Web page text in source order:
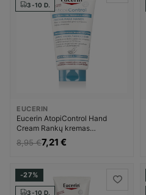
3-10 D.
EUCERIN
Eucerin AtopiControl Hand
Cream Rankų kremas
Dermatologinis Rankų kremas
Unisex
8,95 €7,21 €
-27%
3-10 D.